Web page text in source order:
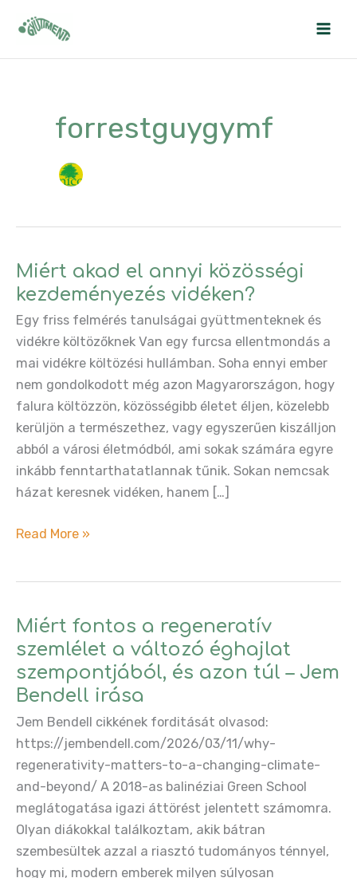
forrestguygymf
Miért akad el annyi közösségi
kezdeményezés vidéken?
Egy friss felmérés tanulságai gyüttmenteknek és
vidékre költözőknek Van egy furcsa ellentmondás a
mai vidékre költözési hullámban. Soha ennyi ember
nem gondolkodott még azon Magyarországon, hogy
falura költözzön, közösségibb életet éljen, közelebb
kerüljön a természethez, vagy egyszerűen kiszálljon
abból a városi életmódból, ami sokak számára egyre
inkább fenntarthatatlannak tűnik. Sokan nemcsak
házat keresnek vidéken, hanem […]
Miért
közösségi
kezdeményezés
Read More »
Miért fontos a regeneratív
szemlélet a változó éghajlat
szempontjából, és azon túl – Jem
Bendell irása
Jem Bendell cikkének forditását olvasod:
https://jembendell.com/2026/03/11/why-
regenerativity-matters-to-a-changing-climate-
and-beyond/ A 2018-as balinéziai Green School
meglátogatása igazi áttörést jelentett számomra.
Olyan diákokkal találkoztam, akik bátran
szembesültek azzal a riasztó tudományos ténnyel,
hogy mi, modern emberek milyen súlyosan